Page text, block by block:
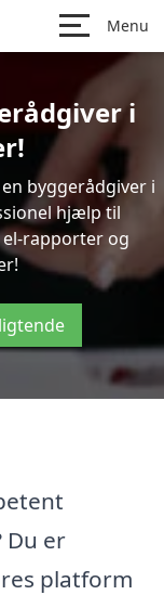
Menu
i
byggerådgiver i
hjælp til
rapporter og
er
platform